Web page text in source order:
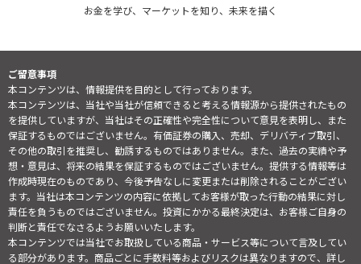
お金を学び、マーケットを知り、未来を描く
ご留意事項
本コンテンツは、情報提供を目的として行っております。
本コンテンツは、当社や当社が信頼できると考える情報源から提供されたもの
を提供していますが、当社はその正確性や完全性について意見を表明し、また
保証するものではございません。有価証券の購入、売却、デリバティブ取引、
その他の取引を推奨し、勧誘するものではありません。また、過去の実績や予
想・意見は、将来の結果を保証するものではございません。提供する情報等は
作成時現在のものであり、今後予告なしに変更または削除されることがござい
ます。当社は本コンテンツの内容に依拠してお客様が取った行動の結果に対し
責任を負うものではございません。投資にかかる最終決定は、お客様ご自身の
判断と責任でなさるようお願いいたします。
本コンテンツでは当社でお取扱している商品・サービス等について言及してい
る部分があります。商品ごとに手数料等およびリスクは異なりますので、詳し